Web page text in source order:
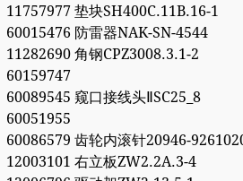
11757977 垫块SH400C.11B.16-1
60015476 防雷器NAK-SN-4544
11282690 角钢CPZ3008.3.1-2
60159747
60089545 窥口接线头ⅡSC25_8
60051955
60086579 齿轮内滚针20946-
12003101 右立板ZW2.2A.3-4